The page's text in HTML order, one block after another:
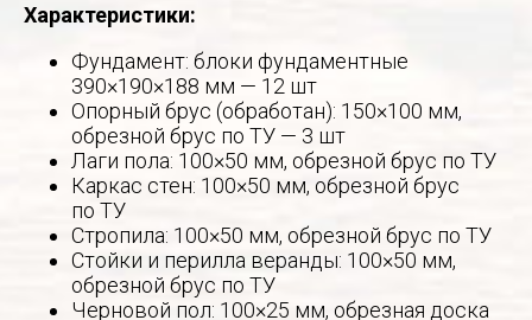
Характеристики:
Фундамент: блоки фундаментные
390×190×188 мм — 12 шт
Опорный брус (обработан): 150×100 мм,
обрезной брус по ТУ — 3 шт
Лаги пола: 100×50 мм, обрезной брус по ТУ
Каркас стен: 100×50 мм, обрезной брус
по ТУ
Стропила: 100×50 мм, обрезной брус по ТУ
Стойки и перилла веранды: 100×50 мм,
обрезной брус по ТУ
Черновой пол: 100×25 мм, обрезная доска